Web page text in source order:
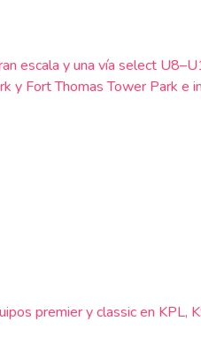
escala y una vía select
Fort Thomas Tower Park e
premier y classic en KPL,